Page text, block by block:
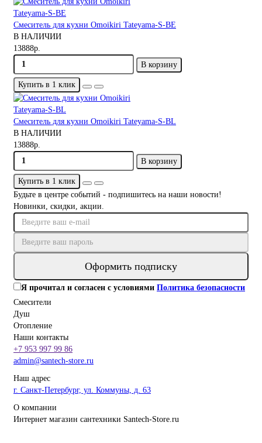
Смеситель для кухни Omoikiri Tateyama-S-BE
В НАЛИЧИИ
13888р.
В корзину
Купить в 1 клик
Смеситель для кухни Omoikiri Tateyama-S-BL
В НАЛИЧИИ
13888р.
В корзину
Купить в 1 клик
Будьте в центре событий - подпишитесь на наши новости!
Новинки, скидки, акции.
Оформить подписку
Я прочитал и согласен с условиями Политика безопасности
Смесители
Душ
Отопление
Наши контакты
+7 953 997 99 86
admin@santech-store.ru
Наш адрес
г. Санкт-Петербург, ул. Коммуны, д. 63
О компании
Интернет магазин сантехники Santech-Store.ru